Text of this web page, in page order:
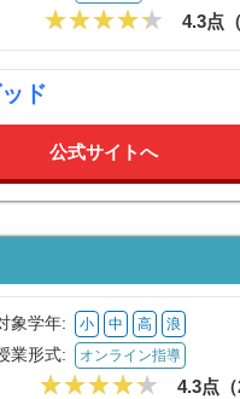
4.3点（
ド
公式サイトへ
象学年: 小 中 高 浪
業形式: オンライン指導
4.3点（